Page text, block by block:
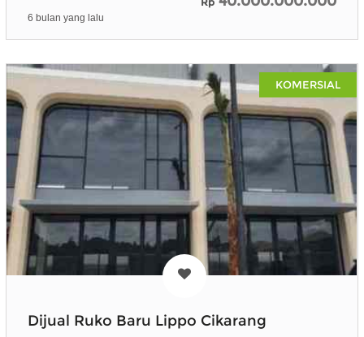
6 bulan yang lalu
KOMERSIAL
Dijual Ruko Baru Lippo Cikarang